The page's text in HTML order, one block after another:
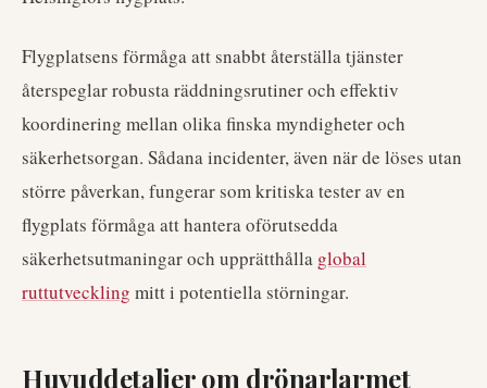
Flygplatsens förmåga att snabbt återställa tjänster
återspeglar robusta räddningsrutiner och effektiv
koordinering mellan olika finska myndigheter och
säkerhetsorgan. Sådana incidenter, även när de löses utan
större påverkan, fungerar som kritiska tester av en
flygplats förmåga att hantera oförutsedda
säkerhetsutmaningar och upprätthålla global
ruttutveckling mitt i potentiella störningar.
Huvuddetaljer om drönarlarmet